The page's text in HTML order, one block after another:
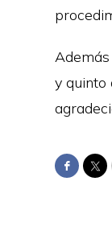
y quinto